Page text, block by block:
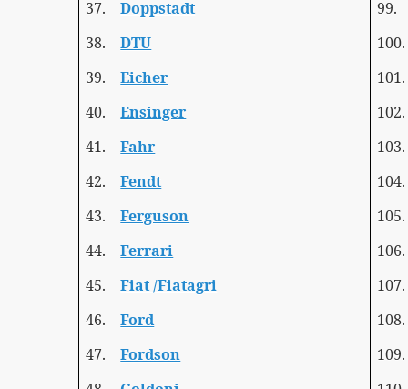
37.
Doppstadt
38.
DTU
39.
Eicher
40.
Ensinger
41.
Fahr
42.
Fendt
43.
Ferguson
44.
Ferrari
45.
Fiat/Fiatagri
46.
Ford
47.
Fordson
99.
100.
101.
102.
103.
104.
105.
106.
107.
108.
109.